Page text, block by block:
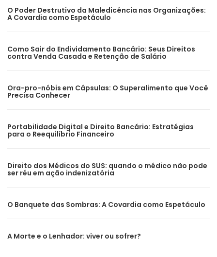
O Poder Destrutivo da Maledicência nas Organizações:
A Covardia como Espetáculo
Como Sair do Endividamento Bancário: Seus Direitos
contra Venda Casada e Retenção de Salário
Ora-pro-nóbis em Cápsulas: O Superalimento que Você
Precisa Conhecer
Portabilidade Digital e Direito Bancário: Estratégias
para o Reequilíbrio Financeiro
Direito dos Médicos do SUS: quando o médico não pode
ser réu em ação indenizatória
O Banquete das Sombras: A Covardia como Espetáculo
A Morte e o Lenhador: viver ou sofrer?